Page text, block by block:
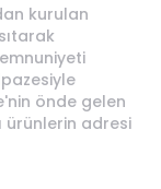
kurulan
önde gelen
ürünlerin adresi